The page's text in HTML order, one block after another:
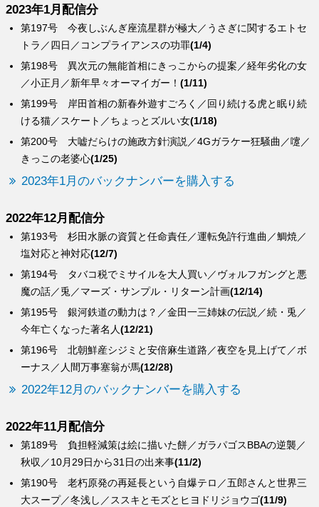
2023年1月配信分
第200号 大嘘だらけの施政方針演説／4Gガラケー狂騒曲／嚔／
きっこの老婆心(1/25)
第199号 岸田首相の新春外遊すごろく／回り続ける虎と眠り続
ける猫／スケート／ちょっとズルい女(1/18)
第198号 異次元の無能首相にきっこからの提案／経年劣化の女
／小正月／新年早々オーマイガー！(1/11)
第197号 今夜しぶんぎ座流星群が極大／うさぎに関するエトセ
トラ／四日／コンプライアンスの功罪(1/4)
2023年1月のバックナンバーを購入する
2022年12月配信分
第196号 北朝鮮産シジミと安倍麻生道路／夜空を見上げて／ボ
ーナス／人間万事塞翁が馬(12/28)
第195号 銀河鉄道の動力は？／金田一三姉妹の伝説／続・兎／
今年亡くなった著名人(12/21)
第194号 タバコ税でミサイルを大人買い／ヴォルフガングと悪
魔の話／兎／マーズ・サンプル・リターン計画(12/14)
第193号 杉田水脈の資質と任命責任／運転免許行進曲／鯛焼／
塩対応と神対応(12/7)
2022年12月のバックナンバーを購入する
2022年11月配信分
第190号 老朽原発の再延長という自爆テロ／五郎さんと世界三
大スープ／冬浅し／ススキとモズとヒヨドリジョウゴ(11/9)
第189号 負担軽減策は絵に描いた餅／ガラパゴスBBAの逆襲／
秋収／10月29日から31日の出来事(11/2)